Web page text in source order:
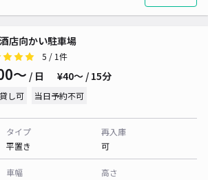
店向かい駐車場
5 / 1件
〜 / 日 ¥40〜 / 15分
し可 当日予約不可
タイプ
平置き
再入庫
可
車幅
高さ